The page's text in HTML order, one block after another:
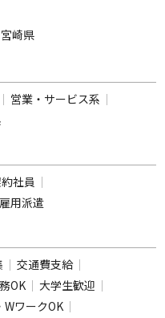
宮崎県
営業・サービス系
社員
用派遣
交通費支給
OK
大学生歓迎
WワークOK